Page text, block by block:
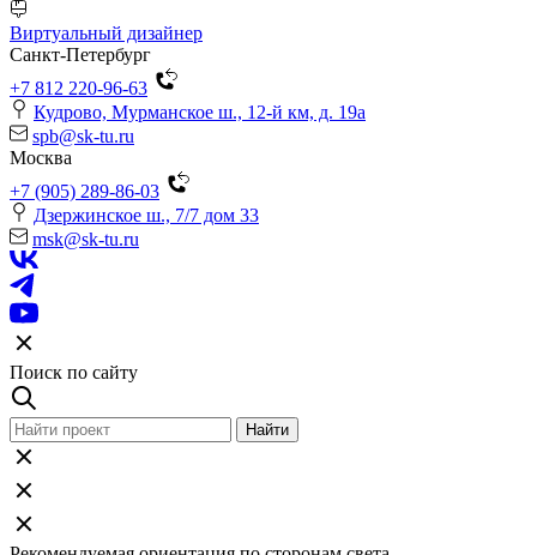
Виртуальный дизайнер
Санкт-Петербург
+7 812 220-96-63
Кудрово, Мурманское ш., 12-й км, д. 19a
spb@sk-tu.ru
Москва
+7 (905) 289-86-03
Дзержинское ш., 7/7 дом 33
msk@sk-tu.ru
Поиск по сайту